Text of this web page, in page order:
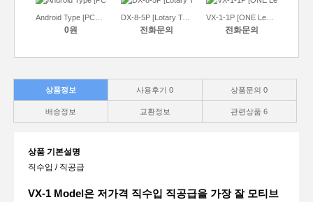
0원
DX-8-5P [Lotary Type]
전화문의
VX-1-1P [ONE Lens Type]
전화문의
상품정보 사용후기0 상품문의0
배송정보 교환정보 관련상품6
상품 기본설명
직수입 / 직공급
VX-1 Model은 저가격 직수입 직공급을 가장 잘 모티브